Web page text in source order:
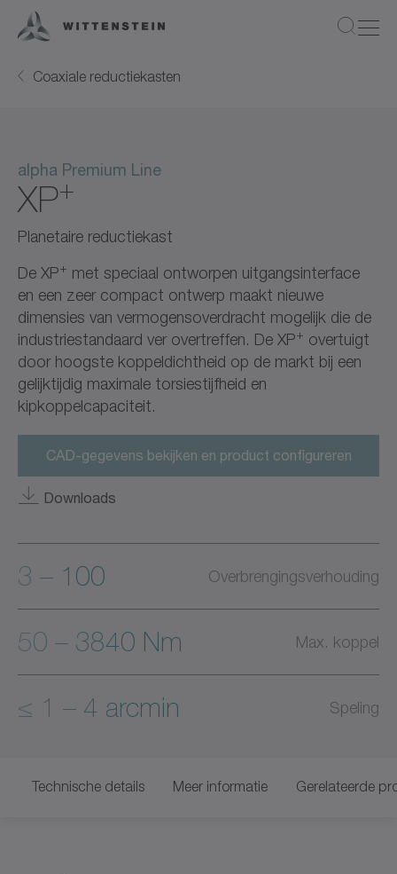
Coaxiale reductiekasten
alpha Premium Line
XP+
Planetaire reductiekast
De XP+ met speciaal ontworpen uitgangsinterface
en een zeer compact ontwerp maakt nieuwe
dimensies van vermogensoverdracht mogelijk die de
industriestandaard ver overtreffen. De XP+ overtuigt
door hoogste koppeldichtheid op de markt bij een
gelijktijdig maximale torsiestijfheid en
kipkoppelcapaciteit.
CAD-gegevens bekijken en product configureren
Downloads
3 – 100 Overbrengingsverhouding
50 – 3840 Nm Max. koppel
≤ 1 – 4 arcmin Speling
Technische details Meer informatie Gerelateerde